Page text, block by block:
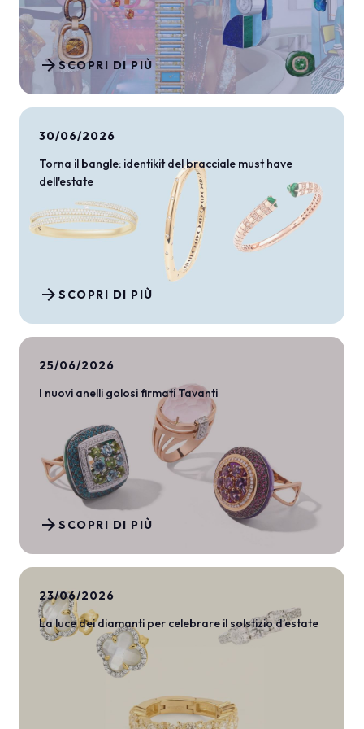
SCOPRI DI PIÙ
arrow_forward
30/06/2026
Torna il bangle: identikit del bracciale must have
dell'estate
SCOPRI DI PIÙ
arrow_forward
25/06/2026
I nuovi anelli golosi firmati Tavanti
SCOPRI DI PIÙ
arrow_forward
23/06/2026
La luce dei diamanti per celebrare il solstizio d’estate